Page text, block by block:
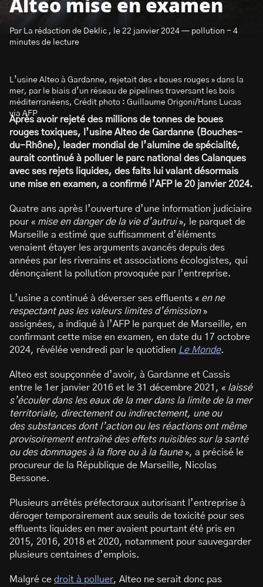
Alteo mise en examen
Par La rédaction de Deklic , le 22 janvier 2024 — pollution - 4
minutes de lecture
L’usine Alteo à Gardanne, rejetait des « boues rouges » dans la
mer, par le biais d’un réseau de pipelines traversant les bois
méditerranéens, Crédit photo : Guillaume Origoni/Hans Lucas
via AFP
Après avoir rejeté des millions de tonnes de boues
rouges toxiques, l’usine Alteo de Gardanne (Bouches-
du-Rhône), leader mondial de l’alumine de spécialité,
aurait continué à polluer le parc national des Calanques
avec ses rejets liquides, des faits lui valant désormais
une mise en examen, a confirmé l’AFP le 20 janvier 2024.
Quatre ans après l’ouverture d’une information judiciaire
pour « mise en danger de la vie d’autrui», le parquet de
Marseille a estimé que suffisamment d’éléments
venaient étayer les arguments avancés depuis des
années par les riverains et associations écologistes, qui
dénonçaient la pollution provoquée par l’entreprise.
L’usine a continué à déverser ses effluents « en ne
respectant pas les valeurs limites d’émission»
assignées, a indiqué à l’AFP le parquet de Marseille, en
confirmant cette mise en examen, en date du 17 octobre
2024, révélée vendredi par le quotidien Le Monde.
Alteo est soupçonnée d’avoir, à Gardanne et Cassis
entre le 1er janvier 2016 et le 31 décembre 2021, « laissé
s’écouler dans les eaux de la mer dans la limite de la mer
territoriale, directement ou indirectement, une ou
des substances dont l’action ou les réactions ont même
provisoirement entraîné des effets nuisibles sur la santé
ou des dommages à la flore ou à la faune», a précisé le
procureur de la République de Marseille, Nicolas
Bessone.
Plusieurs arrêtés préfectoraux autorisant l’entreprise à
déroger temporairement aux seuils de toxicité pour ses
effluents liquides en mer avaient pourtant été pris en
2015, 2016, 2018 et 2020, notamment pour sauvegarder
plusieurs centaines d’emplois.
Malgré ce droit à polluer, Alteo ne serait donc pas
S’abonner à la newsletter